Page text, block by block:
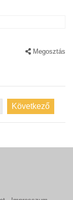
Megosztás
Következő